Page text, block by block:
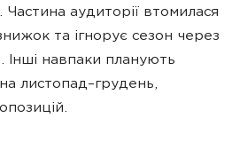
Частина аудиторії втомилася
та ігнорує сезон через
Інші навпаки планують
листопад–грудень,